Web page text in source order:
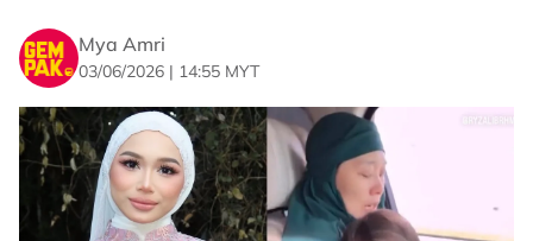
Mya Amri
03/06/2026 | 14:55 MYT